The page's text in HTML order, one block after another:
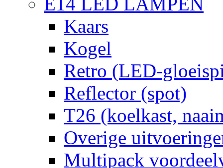
Kaars
Kogel
Retro (LED-
Reflector (spot)
T26 (koelkast,
Overige
Multipack